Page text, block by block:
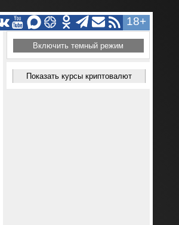
18+
Включить темный режим
Показать курсы криптовалют